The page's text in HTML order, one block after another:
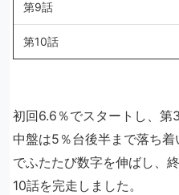
第9話
第10話
初回6.6％でスタートし、第
中盤は5％台後半まで落ち
でふたたび数字を伸ばし、
10話を完走しました。